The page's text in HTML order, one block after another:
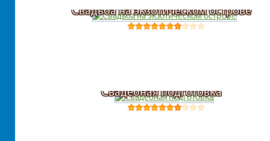
Свадьба на экзотическом острове
Свадебная подготовка